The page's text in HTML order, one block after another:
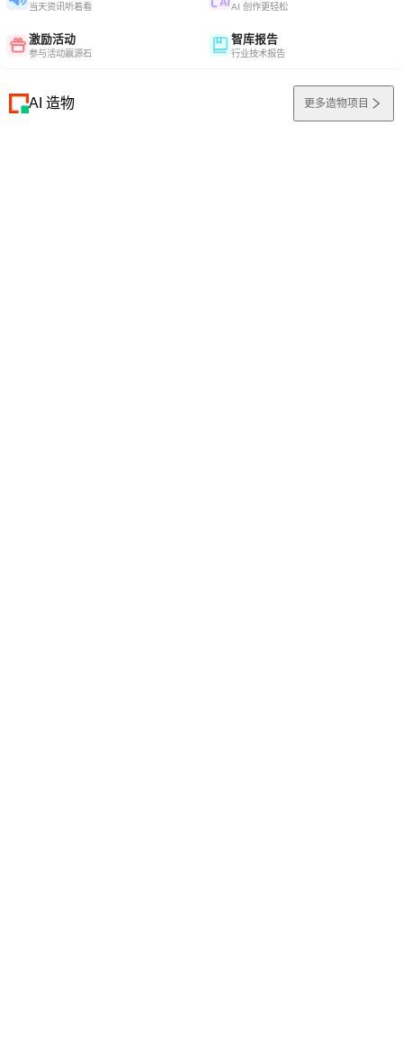
当天资讯听着看 AI 创作更轻松
激励活动
参与活动赢源石
智库报告
行业技术报告
AI 造物 更多造物项目